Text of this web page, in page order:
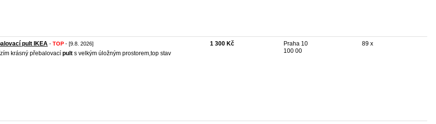
pult IKEA - TOP - [9.8. 2026]
krásný přebalovací pult s velkým úložným prostorem,top stav
1 300 Kč
Praha 10
100 00
89 x